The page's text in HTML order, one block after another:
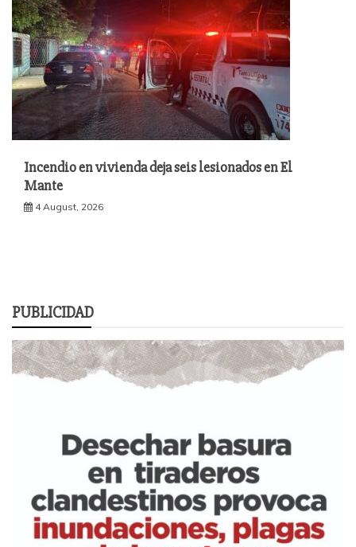
Incendio en vivienda deja seis lesionados en El
Mante
4 August, 2026
PUBLICIDAD